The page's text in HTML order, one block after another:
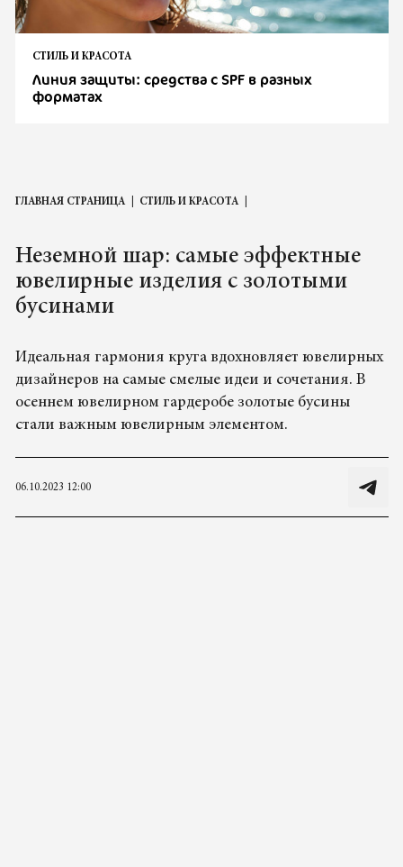
СТИЛЬ И КРАСОТА
Линия защиты: средства с SPF в разных
форматах
ГЛАВНАЯ СТРАНИЦА СТИЛЬ И КРАСОТА
Неземной шар: самые эффектные
ювелирные изделия с золотыми
бусинами
Идеальная гармония круга вдохновляет ювелирных
дизайнеров на самые смелые идеи и сочетания. В
осеннем ювелирном гардеробе золотые бусины
стали важным ювелирным элементом.
06.10.2023 12:00